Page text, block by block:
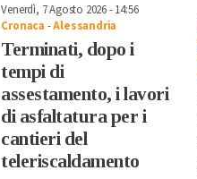
Venerdì, 7 Agosto 2026 - 14:56
Cronaca -Alessandria
Terminati, dopo i
tempi di
assestamento, i lavori
di asfaltatura per i
cantieri del
teleriscaldamento